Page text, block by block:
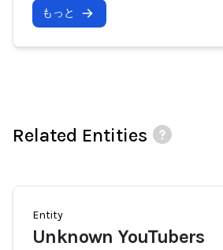
もっと
Related Entities
Entity
Unknown YouTubers